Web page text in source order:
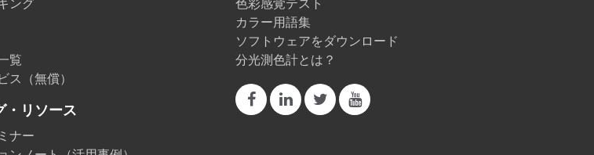
覧
ス（無償）
・リソース
ナー
カラー用語集
ソフトウェアをダウンロード
分光測色計とは？